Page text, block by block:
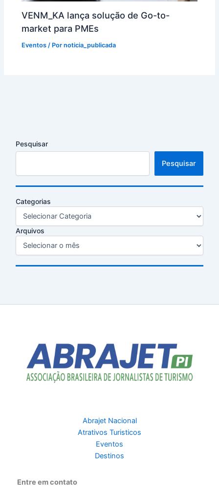
VENM_KA lança solução de Go-to-
market para PMEs
Eventos / Pornoticia_publicada
Pesquisar
Pesquisar
Categorias
Arquivos
Abrajet Nacional
Atrativos Turisticos
Eventos
Destinos
Entre em contato